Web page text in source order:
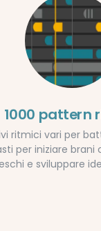
1000 pattern
ritmici vari per
per iniziare brani
e sviluppare